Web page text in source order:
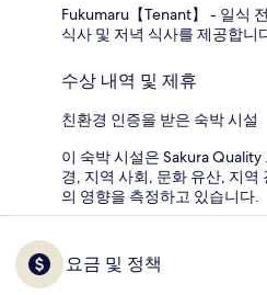
Fukumaru【Tenant】 - 일식
식사 및 저녁 식사를 제공합니
수상 내역 및 제휴
친환경 인증을 받은 숙박 시설
이 숙박 시설은 Sakura
경, 지역 사회, 문화 유산, 지역
의 영향을 측정하고 있습니다.
요금 및 정책